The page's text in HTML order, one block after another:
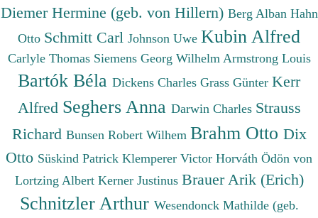
Diemer Hermine (geb. von Hillern) Berg Alban Hahn
Otto Schmitt Carl Johnson Uwe Kubin Alfred
Carlyle Thomas Siemens Georg Wilhelm Armstrong Louis
Bartók Béla Dickens Charles Grass Günter Kerr
Alfred Seghers Anna Darwin Charles Strauss
Richard Bunsen Robert Wilhem Brahm Otto Dix
Otto Süskind Patrick Klemperer Victor Horváth Ödön von
Lortzing Albert Kerner Justinus Brauer Arik (Erich)
Schnitzler Arthur Wesendonck Mathilde (geb.